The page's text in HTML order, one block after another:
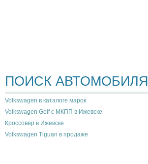
ПОИСК АВТОМОБИЛЯ
Volkswagen в каталоге марок
Volkswagen Golf с МКПП в Ижевске
Кроссовер в Ижевске
Volkswagen Tiguan в продаже